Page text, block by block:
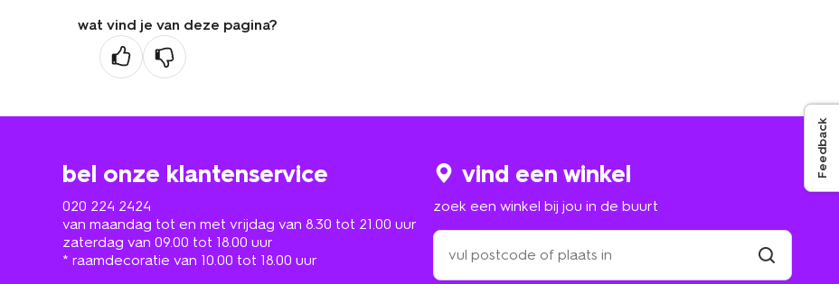
wat vind je van deze pagina?
bel onze klantenservice
020 224 2424
van maandag tot en met vrijdag van 8.30 tot 21.00 uur
zaterdag van 09.00 tot 18.00 uur
* raamdecoratie van 10.00 tot 18.00 uur
vind een winkel
zoek een winkel bij jou in de buurt
zoek
een
winkel
Feedback